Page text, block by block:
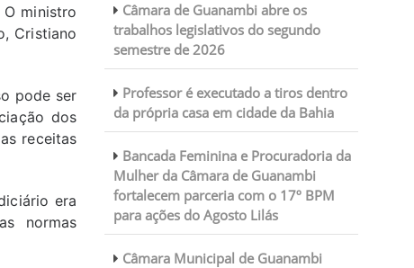
ministro
Cristiano
pode ser
dos
receitas
era
normas
Câmara de Guanambi abre os
trabalhos legislativos do segundo
semestre de 2026
Professor é executado a tiros dentro
da própria casa em cidade da Bahia
Bancada Feminina e Procuradoria da
Mulher da Câmara de Guanambi
fortalecem parceria com o 17º BPM
para ações do Agosto Lilás
Câmara Municipal de Guanambi